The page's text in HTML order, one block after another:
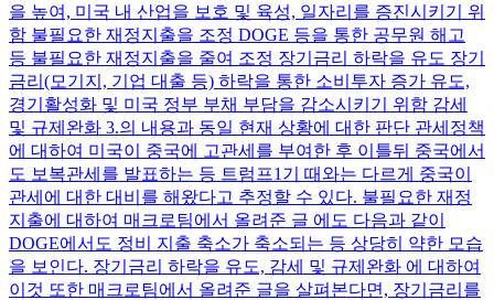
을 높여, 미국 내 산업을 보호 및 육성, 일자리를 증진시키기 위
함 불필요한 재정지출을 조정 DOGE 등을 통한 공무원 해고
등 불필요한 재정지출을 줄여 조정 장기금리 하락을 유도 장기
금리(모기지, 기업 대출 등) 하락을 통한 소비투자 증가 유도,
경기활성화 및 미국 정부 부채 부담을 감소시키기 위함 감세
및 규제완화 3.의 내용과 동일 현재 상황에 대한 판단 관세정책
에 대하여 미국이 중국에 고관세를 부여한 후 이틀뒤 중국에서
도 보복관세를 발표하는 등 트럼프1기 때와는 다르게 중국이
관세에 대한 대비를 해왔다고 추정할 수 있다. 불필요한 재정
지출에 대하여 매크로팀에서 올려준 글 에도 다음과 같이
DOGE에서도 정비 지출 축소가 축소되는 등 상당히 약한 모습
을 보인다. 장기금리 하락을 유도, 감세 및 규제완화 에 대하여
이것 또한 매크로팀에서 올려준 글을 살펴본다면, 장기금리를